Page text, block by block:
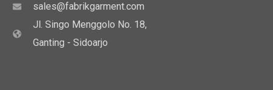
sales@fabrikgarment.com
Jl. Singo Menggolo No. 18,
Ganting - Sidoarjo